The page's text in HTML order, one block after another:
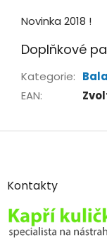
Novinka 2018 !
Doplňkové
Kategorie:
EAN:
Z
aKontakty